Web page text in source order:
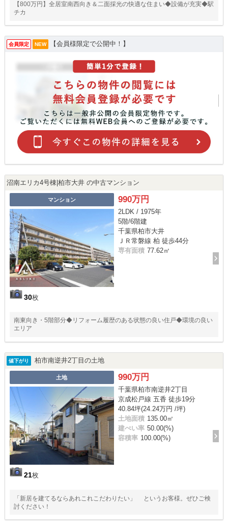
【800万円】全居室南西向き＆二面採光の快適な住まい◆設備が充実◆駅
チカ
会員限定 NEW 【会員様限定で公開中！】
沼南エリカ4号棟|柏市大井 の中古マンション
マンション
30枚
990万円
2LDK / 1975年
5階/6階建
千葉県柏市大井
ＪＲ常磐線 柏 徒歩44分
専有面積 77.62㎡
南東向き・5階部分◆リフォーム履歴のある状態の良い住戸◆環境の良い
エリア
値下がり 柏市南逆井2丁目の土地
土地
21枚
990万円
千葉県柏市南逆井2丁目
京成松戸線 五香 徒歩19分
40.84坪(24.24万円 /坪)
土地面積 135.00㎡
建ぺい率 50.00(%)
容積率 100.00(%)
「新居を建てるならあれこれこだわりたい」 というお客様。ぜひご検
討ください！